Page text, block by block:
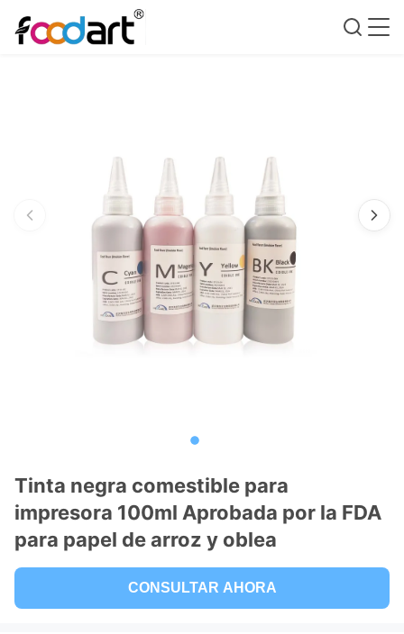
Tinta negra comestible para
impresora 100ml Aprobada por la FDA
para papel de arroz y oblea
CONSULTAR AHORA